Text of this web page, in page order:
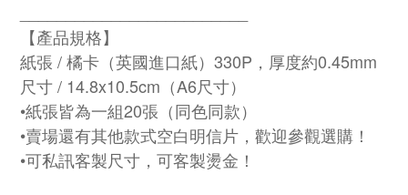
【產品規格】
紙張 / 橘卡（英國進口紙）330P，厚度約0.45mm
尺寸 / 14.8x10.5cm（A6尺寸）
•紙張皆為一組20張（同色同款）
•賣場還有其他款式空白明信片，歡迎參觀選購！
•可私訊客製尺寸，可客製燙金 ！